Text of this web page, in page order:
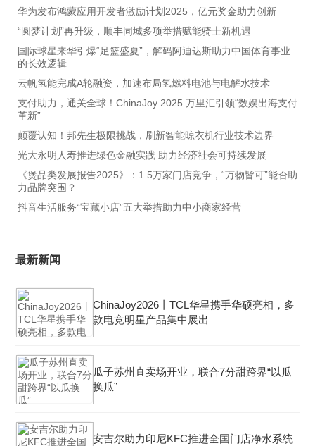
华为发布鸿蒙应用开发者激励计划2025，亿元奖金助力创新
“圆梦计划”再升级，顺丰同城多项举措赋能骑士新机遇
国际球星来华引爆“足篮盛夏”，解码阿迪达斯助力中国体育事业
的长效逻辑
云帆氢能完成A轮融资，加速布局氢燃料电池与电解水技术
支付助力，通关全球！ChinaJoy 2025 万里汇引领“数娱出海支付
革新”
颠覆认知！邦先生极限挑战，刷新智能晾衣机行业技术边界
光大永明人寿推进绿色金融实践 助力经济社会可持续发展
《煲品类发展报告2025》：1.5万家门店竞争，“万物皆可”能否助
力品牌突围？
抖音生活服务“宝藏小店”五大举措助力中小商家经营
最新新闻
ChinaJoy2026丨TCL华星携手华硕亮相，多
款电竞明星产品集中展出
瓜子苏州直卖场开业，联合7分甜跨界“以瓜
换瓜”
安吉尔助力印尼KFC推进全国门店净水系统